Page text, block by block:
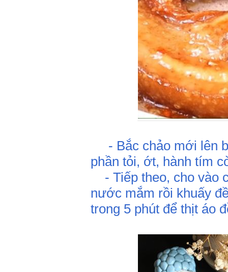
- Bắc chảo mới lên
phần tỏi, ớt, hành tím
- Tiếp theo, cho vào
nước mắm rồi khuấy
trong 5 phút để thịt áo